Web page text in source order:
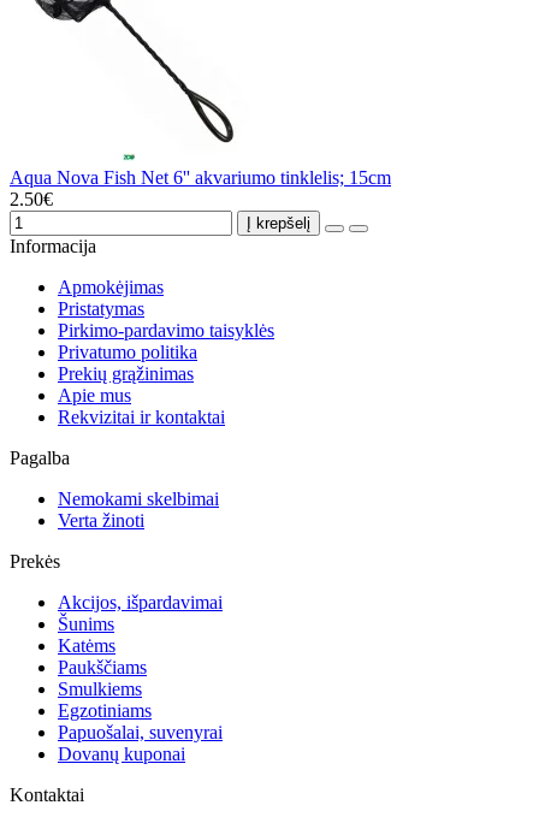
Aqua Nova Fish Net 6'' akvariumo tinklelis; 15cm
2.50€
Į krepšelį
Informacija
Apmokėjimas
Pristatymas
Pirkimo-pardavimo taisyklės
Privatumo politika
Prekių grąžinimas
Apie mus
Rekvizitai ir kontaktai
Pagalba
Nemokami skelbimai
Verta žinoti
Prekės
Akcijos, išpardavimai
Šunims
Katėms
Paukščiams
Smulkiems
Egzotiniams
Papuošalai, suvenyrai
Dovanų kuponai
Kontaktai